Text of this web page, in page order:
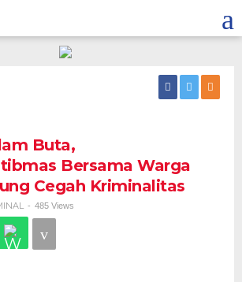
Buta,
Bersama Warga
Cegah Kriminalitas
- 485 Views